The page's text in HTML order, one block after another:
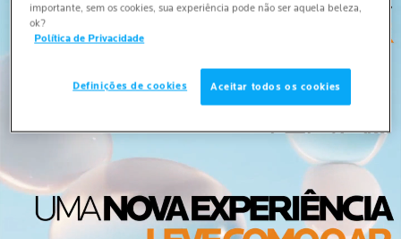
importante, sem os cookies, sua experiência pode não ser aquela beleza,
ok?
Política de Privacidade
Definições de cookies Aceitar todos os cookies